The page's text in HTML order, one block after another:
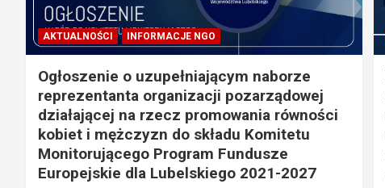
AKTUALNOŚCI INFORMACJE NGO
Ogłoszenie o uzupełniającym naborze
reprezentanta organizacji pozarządowej
działającej na rzecz promowania równości
kobiet i mężczyzn do składu Komitetu
Monitorującego Program Fundusze
Europejskie dla Lubelskiego 2021-2027